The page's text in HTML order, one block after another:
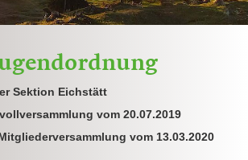
Sektion Eichstätt
vom 20.07.2019
vom 13.03.2020